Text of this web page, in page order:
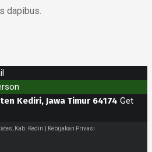
dapibus.
Kediri, Jawa Timur 64174 Get
Kab. Kediri | Kebijakan Privasi